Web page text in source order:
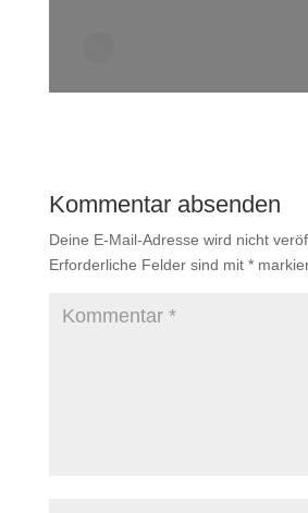
Kommentar absenden
Deine E-Mail-Adresse wird nicht
Erforderliche Felder sind mit *